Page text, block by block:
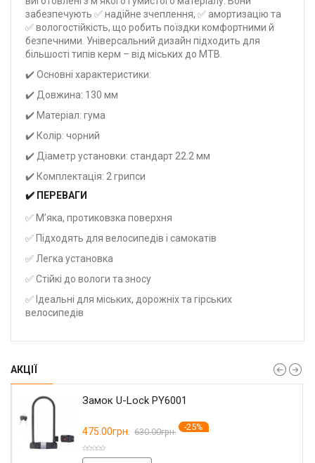
забезпечують ✅ надійне зчеплення, ✅ амортизацію та
✅ вологостійкість, що робить поїздки комфортними й
безпечними. Універсальний дизайн підходить для
більшості типів керм – від міських до MTB.
✔️ Основні характеристики:
✔️ Довжина: 130 мм
✔️ Матеріал: гума
✔️ Колір: чорний
✔️ Діаметр установки: стандарт 22.2 мм
✔️ Комплектація: 2 грипси
✔️ ПЕРЕВАГИ
✅ М’яка, протиковзка поверхня
✅ Підходять для велосипедів і самокатів
✅ Легка установка
✅ Стійкі до вологи та зносу
✅ Ідеальні для міських, дорожніх та гірських
велосипедів
АКЦІЇ
Замок U-Lock PY6001
475.00грн. 630.00грн. -25%